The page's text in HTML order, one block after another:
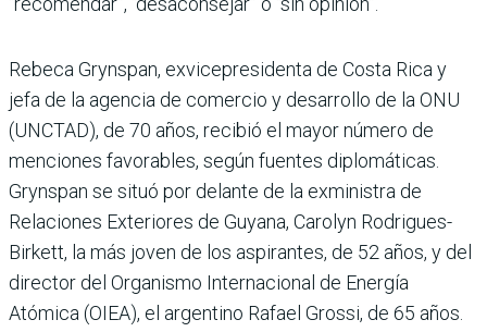
Rebeca Grynspan, exvicepresidenta de Costa Rica y
jefa de la agencia de comercio y desarrollo de la ONU
(UNCTAD), de 70 años, recibió el mayor número de
menciones favorables, según fuentes diplomáticas.
Grynspan se situó por delante de la exministra de
Relaciones Exteriores de Guyana, Carolyn Rodrigues-
Birkett, la más joven de los aspirantes, de 52 años, y del
director del Organismo Internacional de Energía
Atómica (OIEA), el argentino Rafael Grossi, de 65 años.